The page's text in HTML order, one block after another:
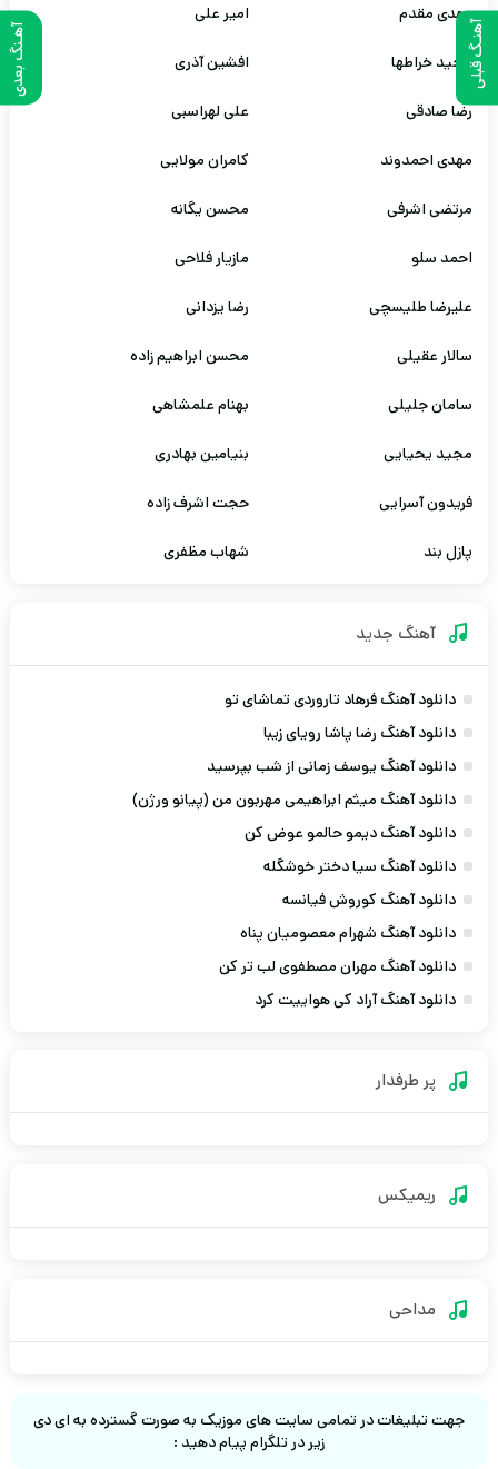
آهنـگ قبلی آهـنگ بعدی
مهدی مقدم امیر علی
مجید خراطها افشین آذری
رضا صادقی علی لهراسبی
مهدی احمدوند کامران مولایی
مرتضی اشرفی محسن یگانه
احمد سلو مازیار فلاحی
علیرضا طلیسچی رضا یزدانی
سالار عقیلی محسن ابراهیم زاده
سامان جلیلی بهنام علمشاهی
مجید یحیایی بنیامین بهادری
فریدون آسرایی حجت اشرف زاده
پازل بند شهاب مظفری
آهنگ جديد
دانلود آهنگ فرهاد تاروردی تماشای تو
دانلود آهنگ رضا پاشا رویای زیبا
دانلود آهنگ یوسف زمانی از شب بپرسید
دانلود آهنگ میثم ابراهیمی مهربون من (پیانو ورژن)
دانلود آهنگ دیمو حالمو عوض کن
دانلود آهنگ سیا دختر خوشگله
دانلود آهنگ کوروش فیانسه
دانلود آهنگ شهرام معصومیان پناه
دانلود آهنگ مهران مصطفوی لب تر کن
دانلود آهنگ آراد کی هواییت کرد
پر طرفدار
ریمیکس
مداحی
جهت تبلیغات در تمامی سایت های موزیک به صورت گسترده به ای دی
زیر در تلگرام پیام دهید :